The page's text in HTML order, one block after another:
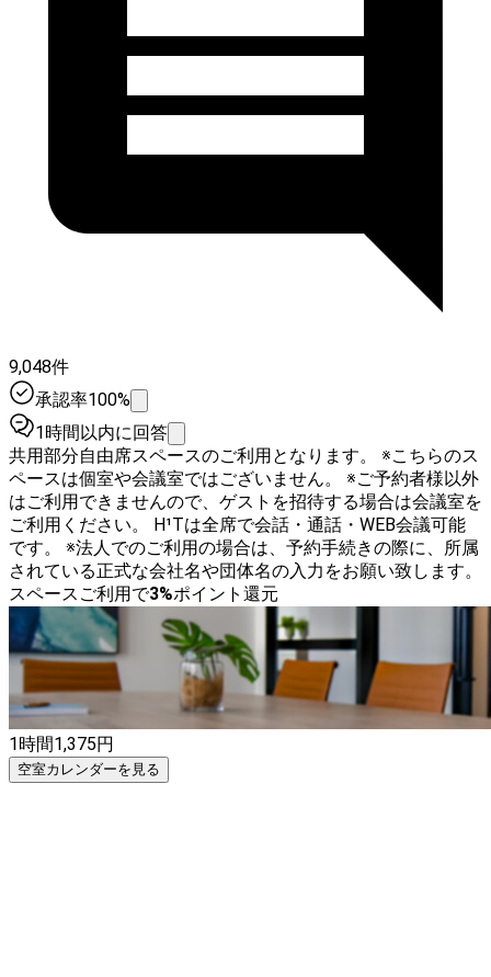
9,048件
承認率100%
1時間以内に回答
共用部分自由席スペースのご利用となります。 ※こちらのス
ペースは個室や会議室ではございません。 ※ご予約者様以外
はご利用できませんので、ゲストを招待する場合は会議室を
ご利用ください。 H¹Tは全席で会話・通話・WEB会議可能
です。 ※法人でのご利用の場合は、予約手続きの際に、所属
されている正式な会社名や団体名の入力をお願い致します。
スペースご利用で3%ポイント還元
1時間1,375円
空室カレンダーを見る